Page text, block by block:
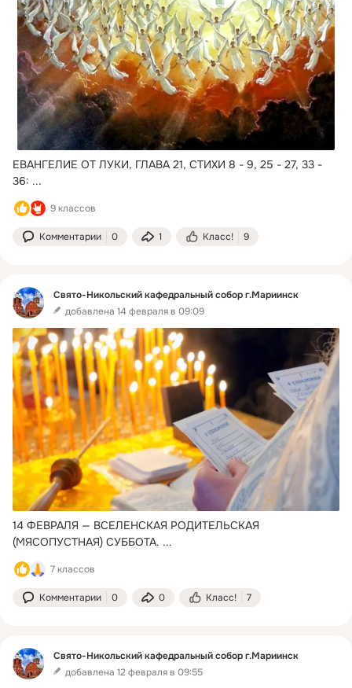
ЕВАНГЕЛИЕ ОТ ЛУКИ, ГЛАВА 21, СТИХИ 8 - 9, 25 - 27, 33 -
36: ...
9 классов
Комментарии 0 1 Класс! 9
Свято-Никольский кафедральный собор г.Мариинск
добавлена 14 февраля в 09:09
14 ФЕВРАЛЯ — ВСЕЛЕНСКАЯ РОДИТЕЛЬСКАЯ
(МЯСОПУСТНАЯ) СУББОТА. ...
7 классов
Комментарии 0 0 Класс! 7
Свято-Никольский кафедральный собор г.Мариинск
добавлена 12 февраля в 09:55